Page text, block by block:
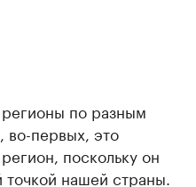
по разным
во-первых, это
поскольку он
точкой нашей страны.